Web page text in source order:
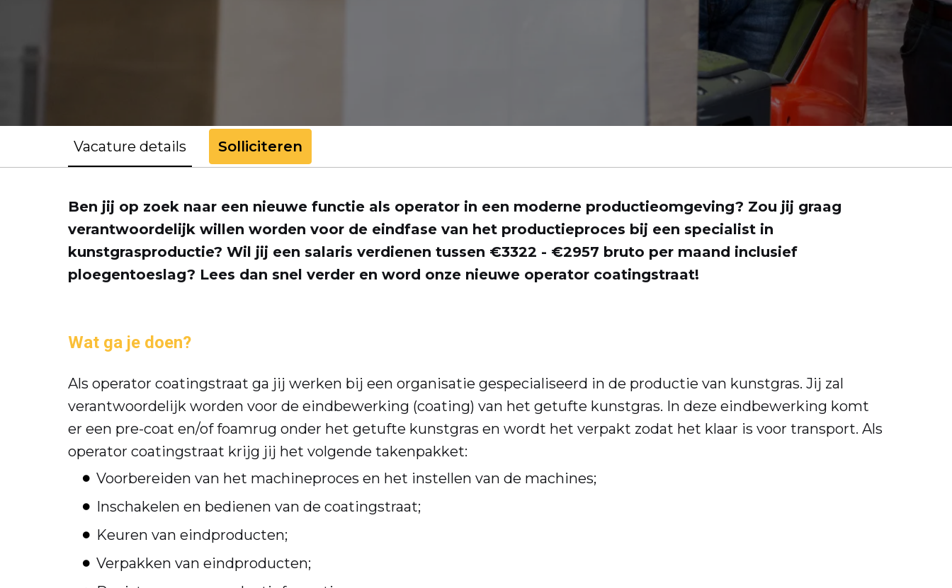
Vacature details Solliciteren
Ben jij op zoek naar een nieuwe functie als operator in een moderne productieomgeving? Zou jij graag
verantwoordelijk willen worden voor de eindfase van het productieproces bij een specialist in
kunstgrasproductie? Wil jij een salaris verdienen tussen €3322 - €2957 bruto per maand inclusief
ploegentoeslag? Lees dan snel verder en word onze nieuwe operator coatingstraat!
Wat ga je doen?
Als operator coatingstraat ga jij werken bij een organisatie gespecialiseerd in de productie van kunstgras. Jij zal
verantwoordelijk worden voor de eindbewerking (coating) van het getufte kunstgras. In deze eindbewerking komt
er een pre-coat en/of foamrug onder het getufte kunstgras en wordt het verpakt zodat het klaar is voor transport. Als
operator coatingstraat krijg jij het volgende takenpakket:
Voorbereiden van het machineproces en het instellen van de machines;
Inschakelen en bedienen van de coatingstraat;
Keuren van eindproducten;
Verpakken van eindproducten;